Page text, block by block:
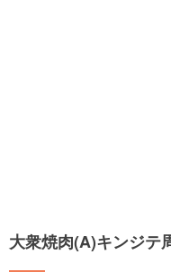
大衆焼肉(A)キンジテ